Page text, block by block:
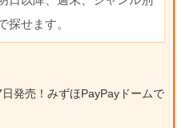
探せます。
発売！みずほPayPayドームで